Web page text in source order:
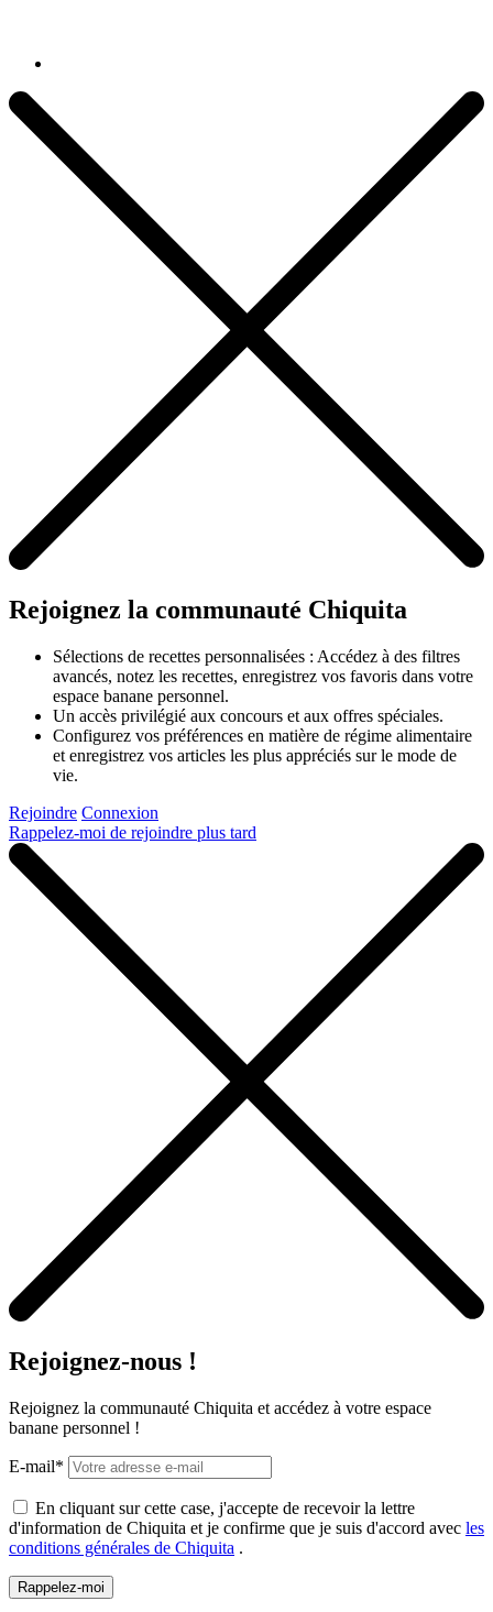
Rejoignez la communauté Chiquita
Sélections de recettes personnalisées : Accédez à des filtres
avancés, notez les recettes, enregistrez vos favoris dans votre
espace banane personnel.
Un accès privilégié aux concours et aux offres spéciales.
Configurez vos préférences en matière de régime alimentaire
et enregistrez vos articles les plus appréciés sur le mode de
vie.
Rejoindre Connexion
Rappelez-moi de rejoindre plus tard
Rejoignez-nous !
Rejoignez la communauté Chiquita et accédez à votre espace
banane personnel !
E-mail*
En cliquant sur cette case, j'accepte de recevoir la lettre
d'information de Chiquita et je confirme que je suis d'accord avec les
conditions générales de Chiquita .